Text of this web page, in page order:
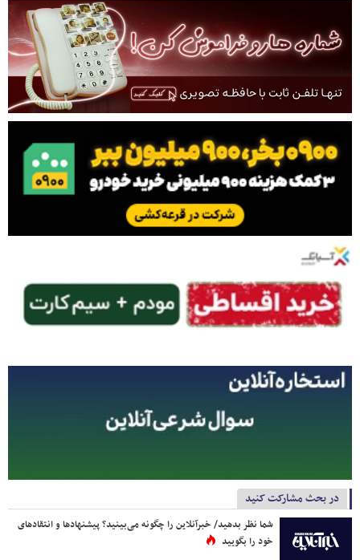
در بحث مشارکت کنید
شما نظر بدهید/ خبرآنلاین را چگونه می‌بینید؟ پیشنهادها و انتقادهای
خود را بگویید